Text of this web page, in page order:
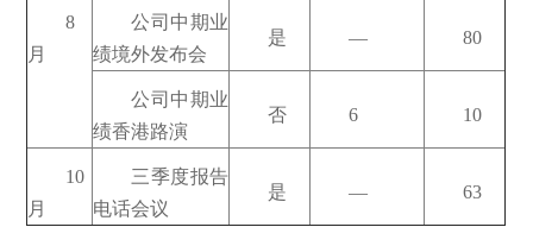
8
月
公司中期业
绩境外发布会
是 — 80
公司中期业
绩香港路演
否 6 10
10
月
三季度报告
电话会议
是 — 63